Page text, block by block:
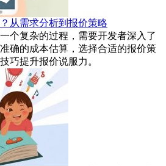
从需求分析到报价策略
个复杂的过程，需要开发者深入了
确的成本估算，选择合适的报价策
巧提升报价说服力。